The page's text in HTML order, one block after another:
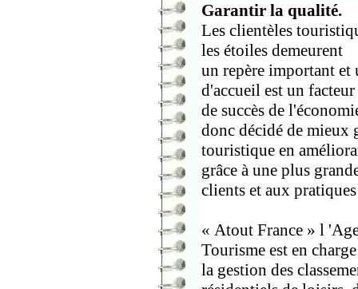
Garantir la qualité.
Les clientèles
les étoiles demeurent
un repère important et
d'accueil est un
de succès de
donc décidé de mieux
touristique en
grâce à une plus
clients et aux
« Atout France » l
Tourisme est en
la gestion des